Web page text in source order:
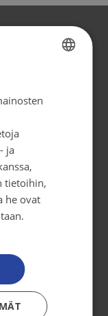
FINNISH
ja
tietoihin,
he ovat